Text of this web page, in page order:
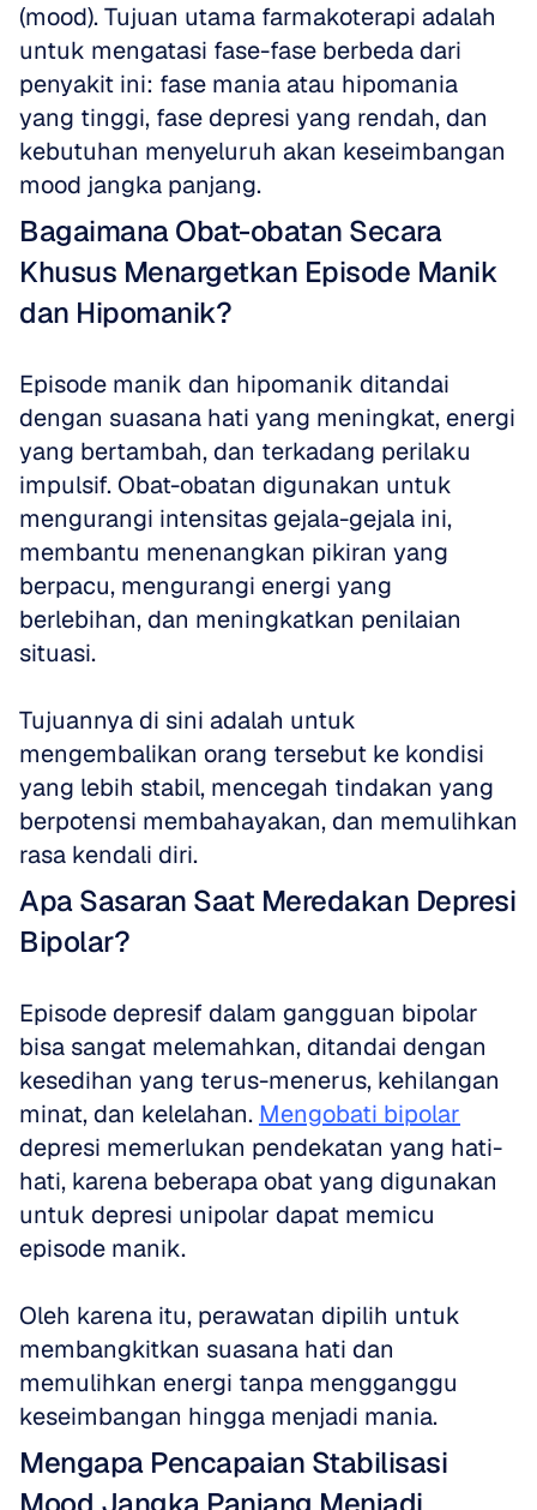
(mood). Tujuan utama farmakoterapi adalah
untuk mengatasi fase-fase berbeda dari
penyakit ini: fase mania atau hipomania
yang tinggi, fase depresi yang rendah, dan
kebutuhan menyeluruh akan keseimbangan
mood jangka panjang.
Bagaimana Obat-obatan Secara
Khusus Menargetkan Episode Manik
dan Hipomanik?
Episode manik dan hipomanik ditandai
dengan suasana hati yang meningkat, energi
yang bertambah, dan terkadang perilaku
impulsif. Obat-obatan digunakan untuk
mengurangi intensitas gejala-gejala ini,
membantu menenangkan pikiran yang
berpacu, mengurangi energi yang
berlebihan, dan meningkatkan penilaian
situasi.
Tujuannya di sini adalah untuk
mengembalikan orang tersebut ke kondisi
yang lebih stabil, mencegah tindakan yang
berpotensi membahayakan, dan memulihkan
rasa kendali diri.
Apa Sasaran Saat Meredakan Depresi
Bipolar?
Episode depresif dalam gangguan bipolar
bisa sangat melemahkan, ditandai dengan
kesedihan yang terus-menerus, kehilangan
minat, dan kelelahan. Mengobati bipolar
depresi memerlukan pendekatan yang hati-
hati, karena beberapa obat yang digunakan
untuk depresi unipolar dapat memicu
episode manik.
Oleh karena itu, perawatan dipilih untuk
membangkitkan suasana hati dan
memulihkan energi tanpa mengganggu
keseimbangan hingga menjadi mania.
Mengapa Pencapaian Stabilisasi